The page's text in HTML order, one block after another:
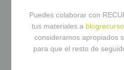
Puedes colaborar con
tus materiales a
consideramos apropiados
para que el resto de